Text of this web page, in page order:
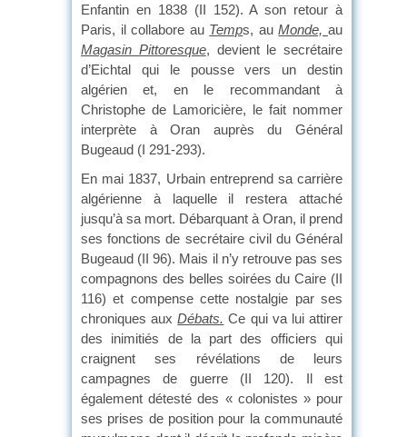
Enfantin en 1838 (II 152). A son retour à
Paris, il collabore au Temps, auMonde,au
Magasin Pittoresque, devient le secrétaire
d’Eichtal qui le pousse vers un destin
algérien et, en le recommandant à
Christophe de Lamoricière, le fait nommer
interprète à Oran auprès du Général
Bugeaud (I 291-293).
En mai 1837, Urbain entreprend sa carrière
algérienne à laquelle il restera attaché
jusqu’à sa mort. Débarquant à Oran, il prend
ses fonctions de secrétaire civil du Général
Bugeaud (II 96). Mais il n’y retrouve pas ses
compagnons des belles soirées du Caire (II
116) et compense cette nostalgie par ses
chroniques auxDébats. Ce qui va lui attirer
des inimitiés de la part des officiers qui
craignent ses révélations de leurs
campagnes de guerre (II 120). Il est
également détesté des « colonistes » pour
ses prises de position pour la communauté